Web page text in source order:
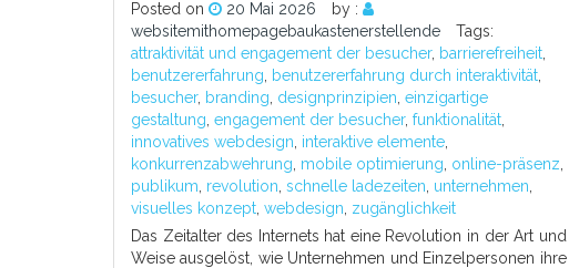
Posted on 20 Mai 2026
by :
websitemithomepagebaukastenerstellende
Tags:
attraktivität und engagement der besucher, barrierefreiheit
benutzererfahrung
benutzererfahrung durch interaktivität
besucher, branding designprinzipien einzigartige
gestaltung engagement der besucher, funktionalität
innovatives webdesign interaktive elemente
konkurrenzabwehrung mobile optimierung online-präsenz
publikum revolution schnelle ladezeiten unternehmen
visuelles konzept webdesign zugänglichkeit
Das Zeitalter des Internets hat eine Revolution in der Art und
Weise ausgelöst, wie Unternehmen und Einzelpersonen ihre